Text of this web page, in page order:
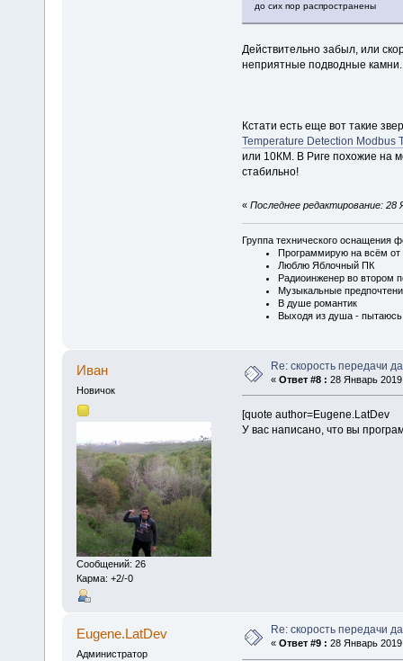
до сих пор распространены
Действительно забыл, или
неприятные подводные камни.
Кстати есть еще вот такие
Temperature Detection Modbus
или 10КМ. В Риге похожие на
стабильно!
« Последнее редактирование: 28
Группа технического оснащения
Программирую на всём от
Люблю Яблочный ПК
Радиоинженер во втором
Музыкальные
В душе романтик
Выходя из душа - пытаюсь
Иван
Новичок
Сообщений: 26
Карма: +2/-0
Re: скорость передачи
« Ответ #8 : 28 Январь
[quote author=Eugene.LatDev
У вас написано, что вы
Eugene.LatDev
Администратор
Re: скорость передачи
« Ответ #9 : 28 Январь